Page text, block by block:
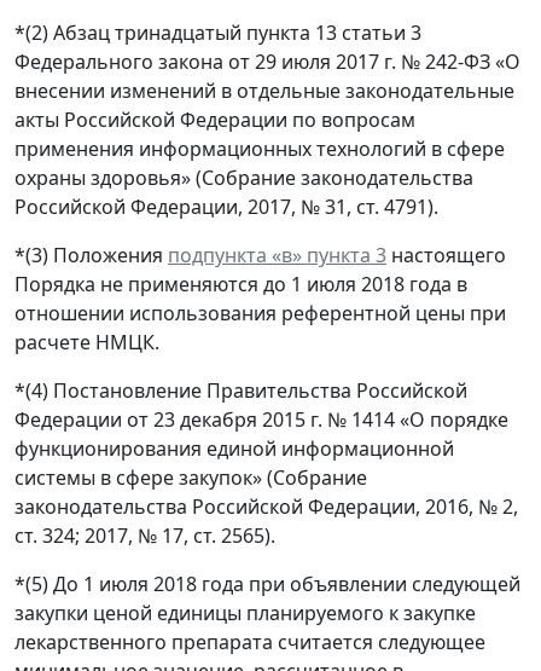
*(2) Абзац тринадцатый пункта 13 статьи 3
Федерального закона от 29 июля 2017 г. № 242-ФЗ «О
внесении изменений в отдельные законодательные
акты Российской Федерации по вопросам
применения информационных технологий в сфере
охраны здоровья» (Собрание законодательства
Российской Федерации, 2017, № 31, ст. 4791).
*(3) Положения подпункта «в» пункта 3 настоящего
Порядка не применяются до 1 июля 2018 года в
отношении использования референтной цены при
расчете НМЦК.
*(4) Постановление Правительства Российской
Федерации от 23 декабря 2015 г. № 1414 «О порядке
функционирования единой информационной
системы в сфере закупок» (Собрание
законодательства Российской Федерации, 2016, № 2,
ст. 324; 2017, № 17, ст. 2565).
*(5) До 1 июля 2018 года при объявлении следующей
закупки ценой единицы планируемого к закупке
лекарственного препарата считается следующее